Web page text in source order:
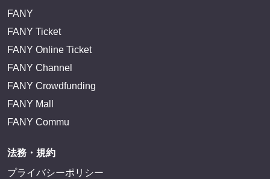
FANY
FANY Ticket
FANY Online Ticket
FANY Channel
FANY Crowdfunding
FANY Mall
FANY Commu
法務・規約
プライバシーポリシー